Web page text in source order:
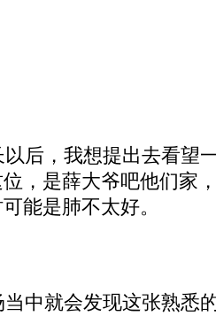
后，我想提出去看望
，是薛大爷吧他们家
能是肺不太好。
中就会发现这张熟悉